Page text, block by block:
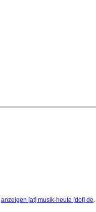
anzeigen [at] musik-heute [dot] de